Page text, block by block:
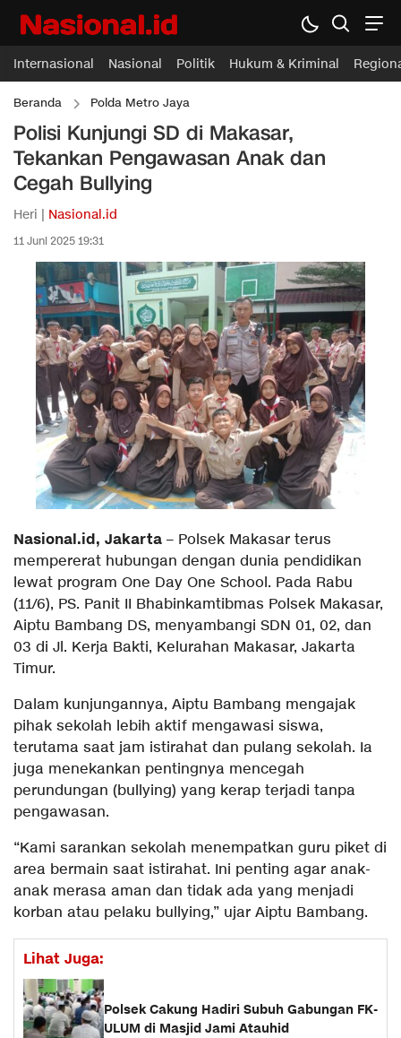
Internasional Nasional Politik Hukum & Kriminal
Beranda Polda Metro Jaya
Polisi Kunjungi SD di Makasar,
Tekankan Pengawasan Anak dan
Cegah Bullying
Heri | Nasional.id
11 Juni 2025 19:31
Nasional.id, Jakarta – Polsek Makasar terus
mempererat hubungan dengan dunia pendidikan
lewat program One Day One School. Pada Rabu
(11/6), PS. Panit II Bhabinkamtibmas Polsek Makasar,
Aiptu Bambang DS, menyambangi SDN 01, 02, dan
03 di Jl. Kerja Bakti, Kelurahan Makasar, Jakarta
Timur.
Dalam kunjungannya, Aiptu Bambang mengajak
pihak sekolah lebih aktif mengawasi siswa,
terutama saat jam istirahat dan pulang sekolah. Ia
juga menekankan pentingnya mencegah
perundungan (bullying) yang kerap terjadi tanpa
pengawasan.
“Kami sarankan sekolah menempatkan guru piket di
area bermain saat istirahat. Ini penting agar anak-
anak merasa aman dan tidak ada yang menjadi
korban atau pelaku bullying,” ujar Aiptu Bambang.
Lihat Juga:
Polsek Cakung Hadiri Subuh Gabungan FK-
ULUM di Masjid Jami Atauhid